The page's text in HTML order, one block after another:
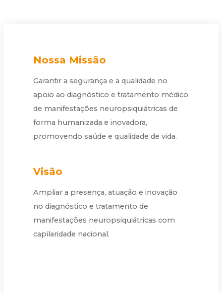
Nossa Missão
Garantir a segurança e a qualidade no
apoio ao diagnóstico e tratamento médico
de manifestações neuropsiquiátricas de
forma humanizada e inovadora,
promovendo saúde e qualidade de vida.
Visão
Ampliar a presença, atuação e inovação
no diagnóstico e tratamento de
manifestações neuropsiquiátricas com
capilaridade nacional.